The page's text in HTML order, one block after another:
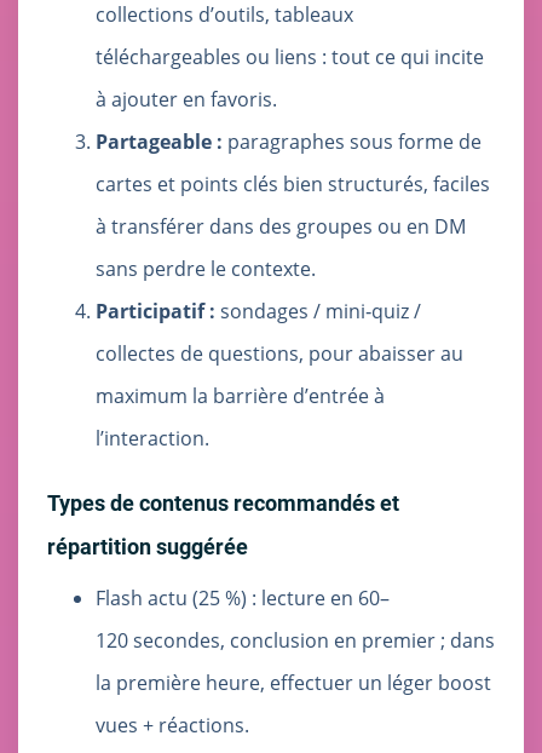
collections d’outils, tableaux
téléchargeables ou liens : tout ce qui incite
à ajouter en favoris.
Partageable : paragraphes sous forme de
cartes et points clés bien structurés, faciles
à transférer dans des groupes ou en DM
sans perdre le contexte.
Participatif : sondages / mini‑quiz /
collectes de questions, pour abaisser au
maximum la barrière d’entrée à
l’interaction.
Types de contenus recommandés et
répartition suggérée
Flash actu (25 %) : lecture en 60–
120 secondes, conclusion en premier ; dans
la première heure, effectuer un léger boost
vues + réactions.